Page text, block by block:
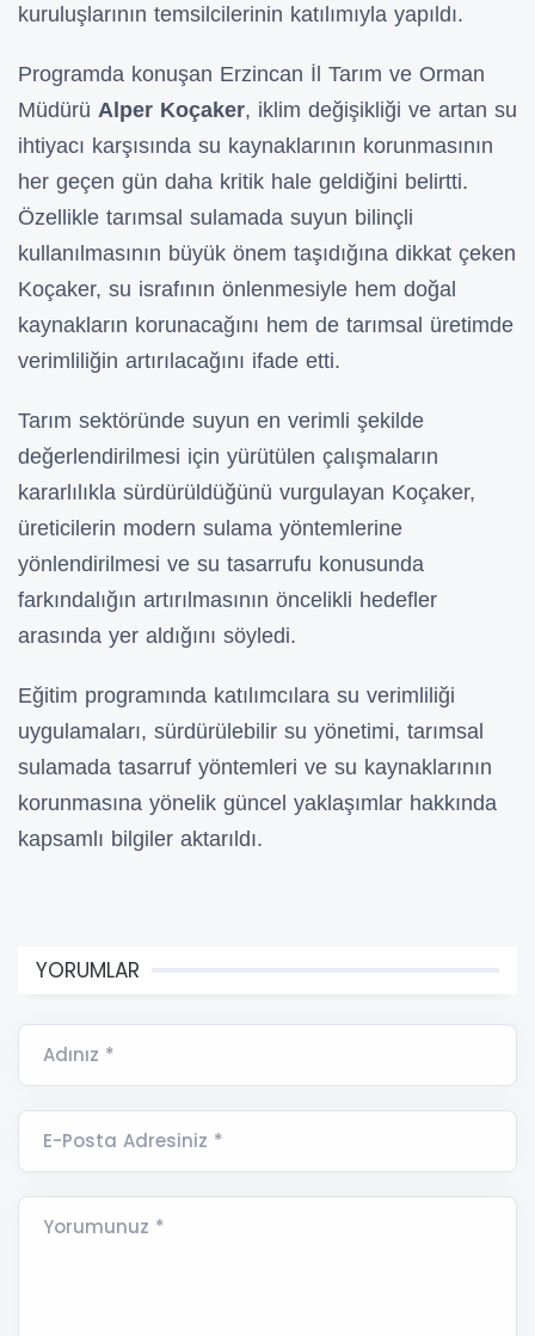
kuruluşlarının temsilcilerinin katılımıyla yapıldı.
Programda konuşan Erzincan İl Tarım ve Orman
Müdürü Alper Koçaker, iklim değişikliği ve artan su
ihtiyacı karşısında su kaynaklarının korunmasının
her geçen gün daha kritik hale geldiğini belirtti.
Özellikle tarımsal sulamada suyun bilinçli
kullanılmasının büyük önem taşıdığına dikkat çeken
Koçaker, su israfının önlenmesiyle hem doğal
kaynakların korunacağını hem de tarımsal üretimde
verimliliğin artırılacağını ifade etti.
Tarım sektöründe suyun en verimli şekilde
değerlendirilmesi için yürütülen çalışmaların
kararlılıkla sürdürüldüğünü vurgulayan Koçaker,
üreticilerin modern sulama yöntemlerine
yönlendirilmesi ve su tasarrufu konusunda
farkındalığın artırılmasının öncelikli hedefler
arasında yer aldığını söyledi.
Eğitim programında katılımcılara su verimliliği
uygulamaları, sürdürülebilir su yönetimi, tarımsal
sulamada tasarruf yöntemleri ve su kaynaklarının
korunmasına yönelik güncel yaklaşımlar hakkında
kapsamlı bilgiler aktarıldı.
YORUMLAR
Adınız *
E-Posta Adresiniz *
Yorumunuz *